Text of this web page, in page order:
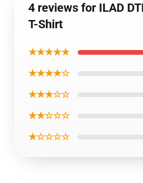
4 reviews for ILAD
T-Shirt
★★★★★
★★★★☆
★★★☆☆
★★☆☆☆
★☆☆☆☆